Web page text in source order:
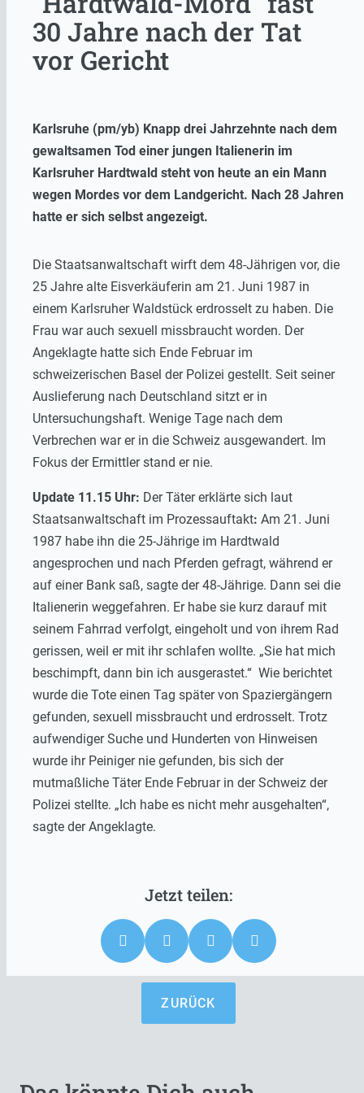
30 Jahre nach der Tat
vor Gericht
Karlsruhe (pm/yb) Knapp drei Jahrzehnte nach dem
gewaltsamen Tod einer jungen Italienerin im
Karlsruher Hardtwald steht von heute an ein Mann
wegen Mordes vor dem Landgericht. Nach 28 Jahren
hatte er sich selbst angezeigt.
Die Staatsanwaltschaft wirft dem 48-Jährigen vor, die
25 Jahre alte Eisverkäuferin am 21. Juni 1987 in
einem Karlsruher Waldstück erdrosselt zu haben. Die
Frau war auch sexuell missbraucht worden. Der
Angeklagte hatte sich Ende Februar im
schweizerischen Basel der Polizei gestellt. Seit seiner
Auslieferung nach Deutschland sitzt er in
Untersuchungshaft. Wenige Tage nach dem
Verbrechen war er in die Schweiz ausgewandert. Im
Fokus der Ermittler stand er nie.
Update 11.15 Uhr: Der Täter erklärte sich laut
Staatsanwaltschaft im Prozessauftakt: Am 21. Juni
1987 habe ihn die 25-Jährige im Hardtwald
angesprochen und nach Pferden gefragt, während er
auf einer Bank saß, sagte der 48-Jährige. Dann sei die
Italienerin weggefahren. Er habe sie kurz darauf mit
seinem Fahrrad verfolgt, eingeholt und von ihrem Rad
gerissen, weil er mit ihr schlafen wollte. „Sie hat mich
beschimpft, dann bin ich ausgerastet.“ Wie berichtet
wurde die Tote einen Tag später von Spaziergängern
gefunden, sexuell missbraucht und erdrosselt. Trotz
aufwendiger Suche und Hunderten von Hinweisen
wurde ihr Peiniger nie gefunden, bis sich der
mutmaßliche Täter Ende Februar in der Schweiz der
Polizei stellte. „Ich habe es nicht mehr ausgehalten“,
sagte der Angeklagte.
ZURÜCK